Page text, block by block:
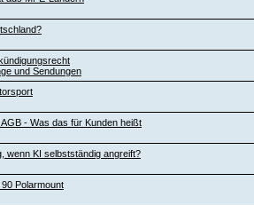
und Sendungen
- Was das für Kunden heißt
wenn KI selbstständig angreift?
Polarmount